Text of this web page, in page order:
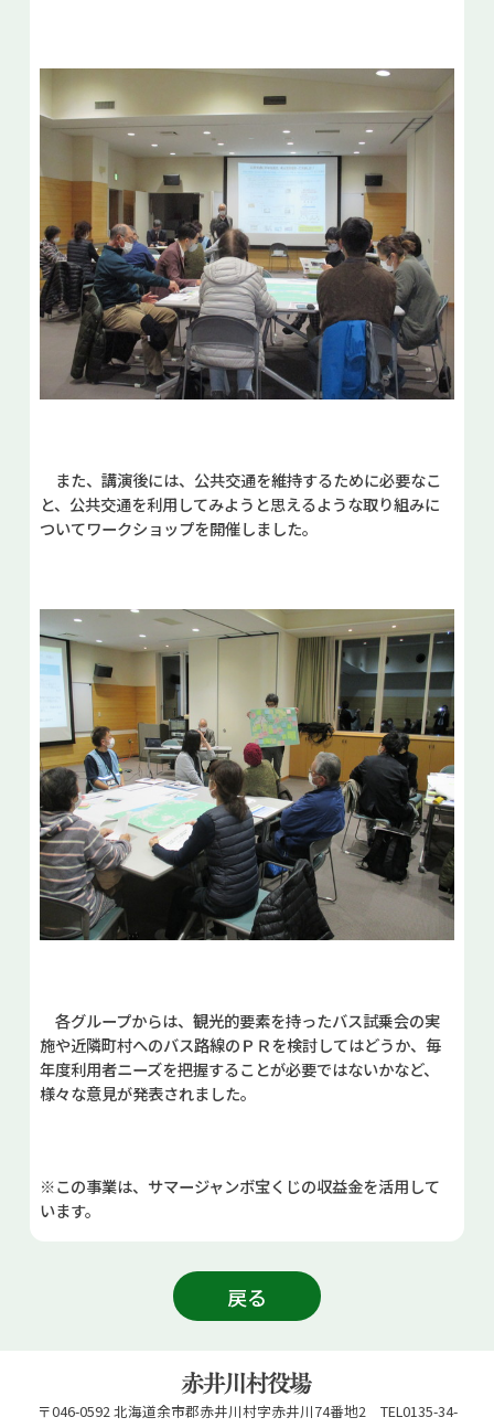
また、講演後には、公共交通を維持するために必要なこ
と、公共交通を利用してみようと思えるような取り組みに
ついてワークショップを開催しました。
各グループからは、観光的要素を持ったバス試乗会の実
施や近隣町村へのバス路線のＰＲを検討してはどうか、毎
年度利用者ニーズを把握することが必要ではないかなど、
様々な意見が発表されました。
※この事業は、サマージャンボ宝くじの収益金を活用して
います。
戻る
〒046-0592 北海道余市郡赤井川村字赤井川74番地2 TEL0135-34-